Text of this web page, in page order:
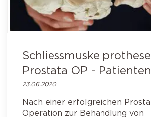
Prostata OP -
23.06.2020
Nach einer erfolgreichen
Operation zur Behandlung von